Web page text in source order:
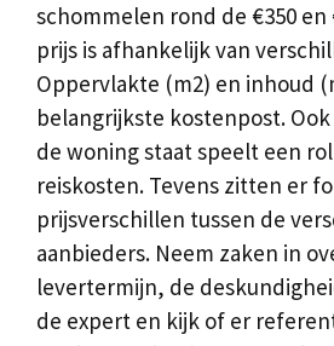
schommelen rond de €350 en
prijs is afhankelijk van
Oppervlakte (m2) en inhoud
belangrijkste kostenpost.
de woning staat speelt een
reiskosten. Tevens zitten er
prijsverschillen tussen de
aanbieders. Neem zaken in
levertermijn, de
de expert en kijk of er